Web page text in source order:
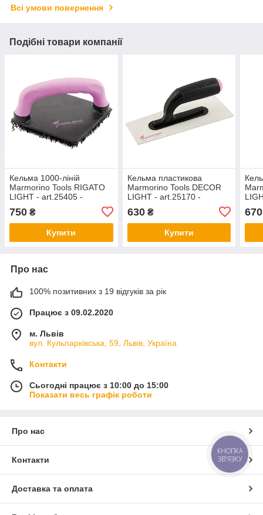
Всі умови повернення
Подібні товари компанії
Кельма 1000-ліній
Marmorino Tools RIGATO
LIGHT - art.25405 -
750 ₴
Купити
Кельма пластикова
Marmorino Tools DECOR
LIGHT - art.25170 -
630₴
Купити
670
Про нас
100% позитивних з 19 відгуків за рік
Працює з 09.02.2020
м. Львів
вул. Кульпарківська, 59, Львів, Україна
Контакти
Сьогодні працює з 10:00 до 15:00
Показати весь графік роботи
Про нас
Контакти
Доставка та оплата
КНОПКА
ЗВ'ЯЗКУ